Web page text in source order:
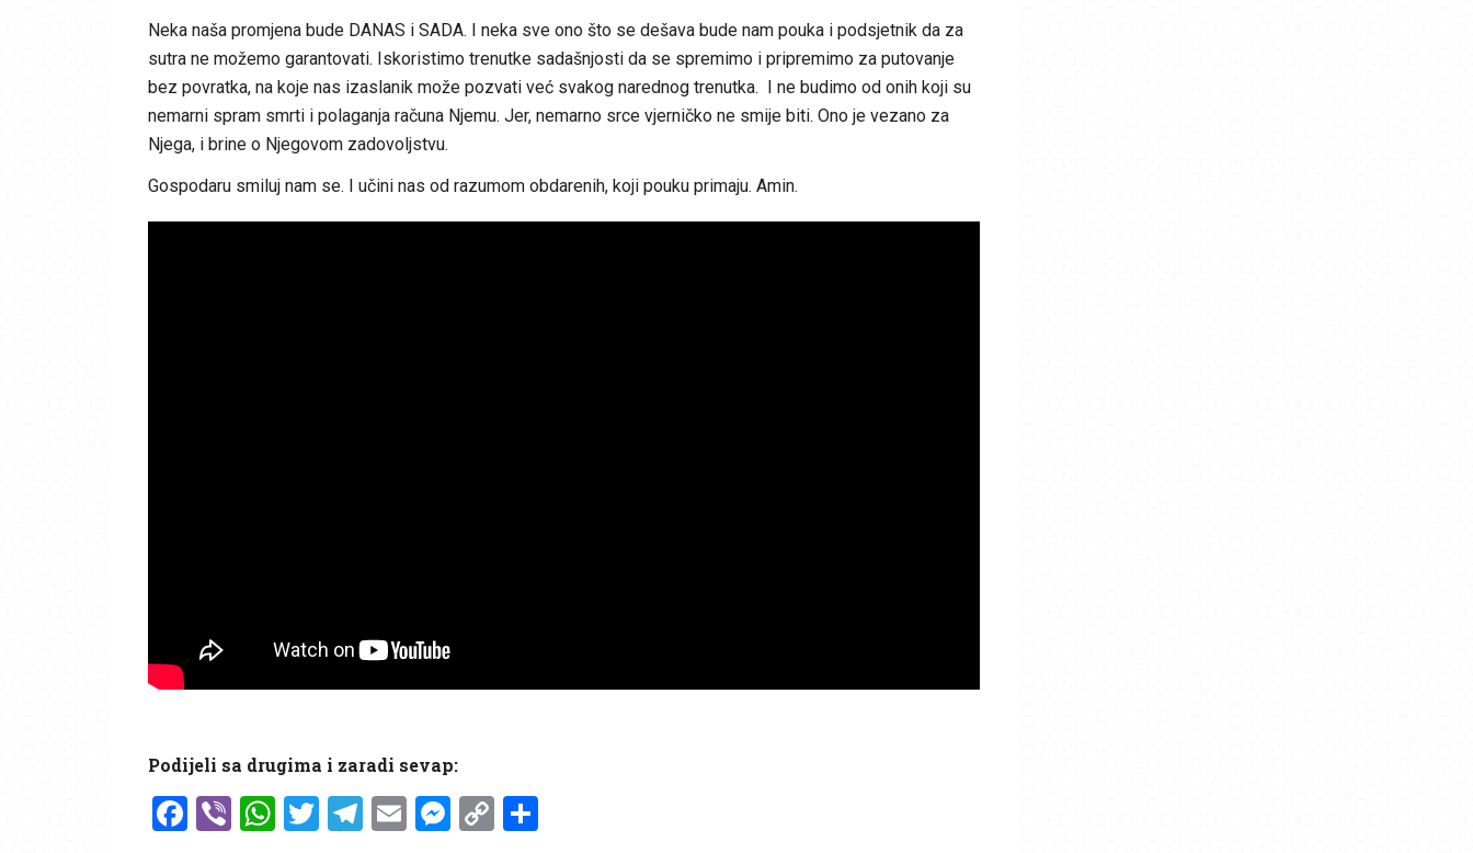
Neka naša promjena bude DANAS i SADA. I neka sve ono što se dešava bude nam pouka i podsjetnik da za
sutra ne možemo garantovati. Iskoristimo trenutke sadašnjosti da se spremimo i pripremimo za putovanje
bez povratka, na koje nas izaslanik može pozvati već svakog narednog trenutka. I ne budimo od onih koji su
nemarni spram smrti i polaganja računa Njemu. Jer, nemarno srce vjerničko ne smije biti. Ono je vezano za
Njega, i brine o Njegovom zadovoljstvu.
Gospodaru smiluj nam se. I učini nas od razumom obdarenih, koji pouku primaju. Amin.
Podijeli sa drugima i zaradi sevap:
Facebook
ViberWhatsApp
Twitter
Telegram
EmailMessenger
CopyShare